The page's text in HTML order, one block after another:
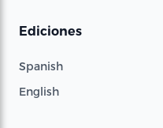
Ediciones
Spanish
English